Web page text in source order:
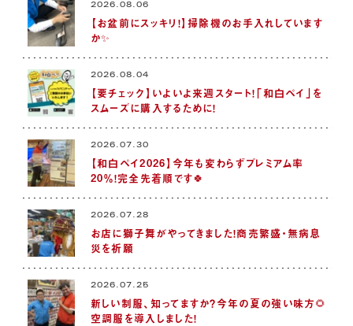
2026.08.06
【お盆前にスッキリ！】掃除機のお手入れしています
か✨
2026.08.04
【要チェック】いよいよ来週スタート！「和白ペイ」を
スムーズに購入するために！
2026.07.30
【和白ペイ2026】今年も変わらずプレミアム率
20％！完全先着順です🍀
2026.07.28
お店に獅子舞がやってきました！商売繁盛・無病息
災を祈願
2026.07.25
新しい制服、知ってますか？今年の夏の強い味方🌻
空調服を導入しました！